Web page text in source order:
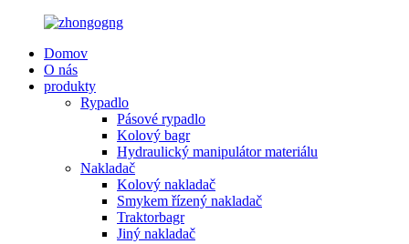
Domov
O nás
produkty
Rypadlo
Pásové rypadlo
Kolový bagr
Hydraulický manipulátor materiálu
Nakladač
Kolový nakladač
Smykem řízený nakladač
Traktorbagr
Jiný nakladač